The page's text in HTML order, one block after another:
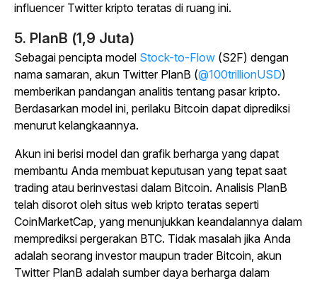
influencer Twitter kripto teratas di ruang ini.
5. PlanB (1,9 Juta)
Sebagai pencipta model Stock-to-Flow (S2F) dengan
nama samaran, akun Twitter PlanB (@100trillionUSD)
memberikan pandangan analitis tentang pasar kripto.
Berdasarkan model ini, perilaku Bitcoin dapat diprediksi
menurut kelangkaannya.
Akun ini berisi model dan grafik berharga yang dapat
membantu Anda membuat keputusan yang tepat saat
trading atau berinvestasi dalam Bitcoin. Analisis PlanB
telah disorot oleh situs web kripto teratas seperti
CoinMarketCap, yang menunjukkan keandalannya dalam
memprediksi pergerakan BTC. Tidak masalah jika Anda
adalah seorang investor maupun trader Bitcoin, akun
Twitter PlanB adalah sumber daya berharga dalam